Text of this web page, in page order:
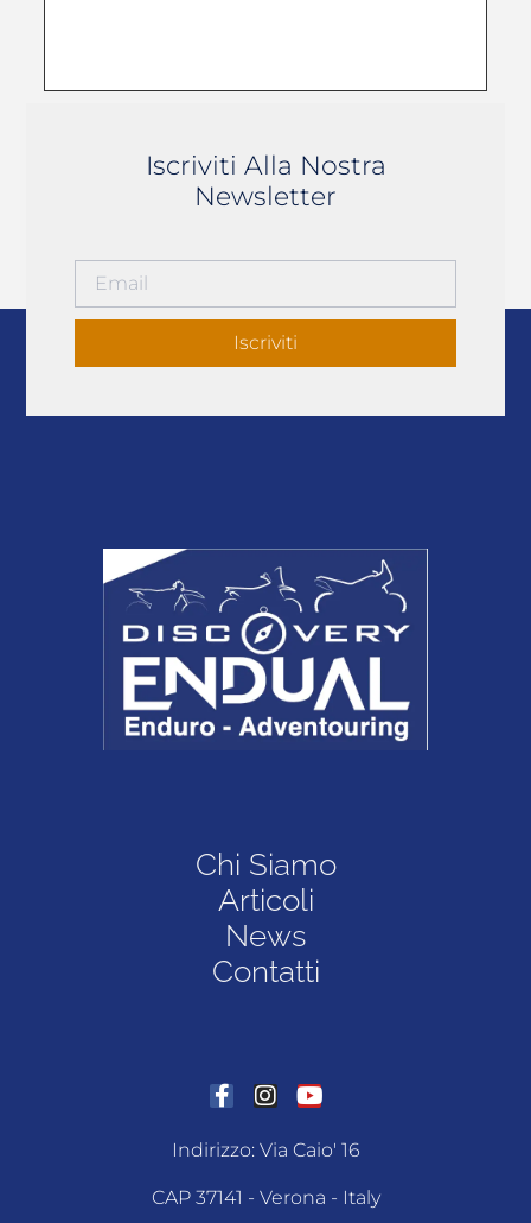
Iscriviti Alla Nostra
Newsletter
Iscriviti
Chi Siamo
Articoli
News
Contatti
Indirizzo: Via Caio' 16
CAP 37141 - Verona - Italy